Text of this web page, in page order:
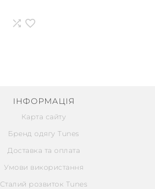
ІНФОРМАЦІЯ
Карта сайту
Бренд одягу Tunes
Доставка та оплата
Умови використання
Сталий розвиток Tunes